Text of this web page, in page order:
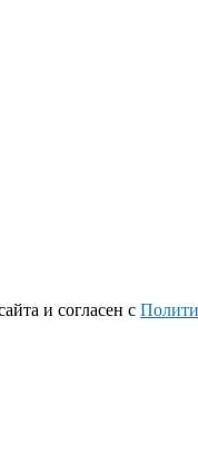
и согласен с